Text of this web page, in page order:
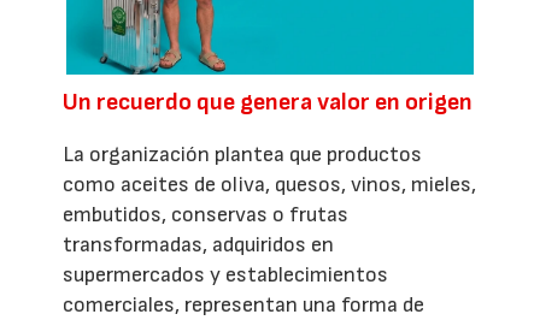
Un recuerdo que genera valor en origen
La organización plantea que productos
como aceites de oliva, quesos, vinos, mieles,
embutidos, conservas o frutas
transformadas, adquiridos en
supermercados y establecimientos
comerciales, representan una forma de